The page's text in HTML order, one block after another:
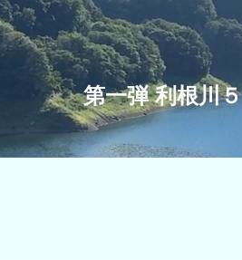
Skip to main
第一弾 利根川